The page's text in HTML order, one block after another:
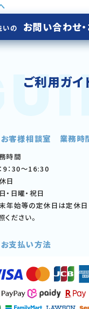
いの お問い合わせ
ご利用ガイ
お客様相談室 業務時
時間
9：30～16:30
日
・日曜・祝日
年始等の定休日は定休日
ください。
お支払い方法